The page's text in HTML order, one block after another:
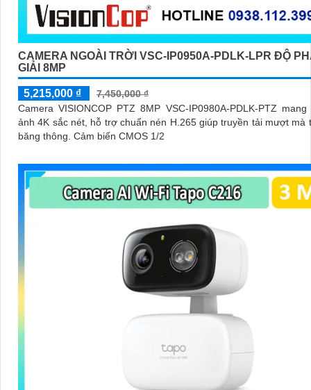
CAMERA NGOÀI TRỜI VSC-IP0950A-PDLK-LPR ĐỘ
GIẢI 8MP
5,215,000 ₫
7,450,000 ₫
Camera VISIONCOP PTZ 8MP VSC-IP0980A-PDLK-PTZ
ảnh 4K sắc nét, hỗ trợ chuẩn nén H.265 giúp truyền tải mượt mà
băng thông. Cảm biến CMOS 1/2